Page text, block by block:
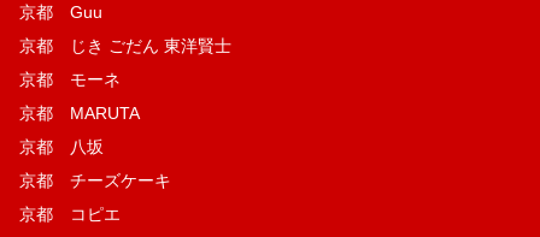
京都 Guu
京都 じき ごだん 東洋賢士
京都 モーネ
京都 MARUTA
京都 八坂
京都 チーズケーキ
京都 コピエ